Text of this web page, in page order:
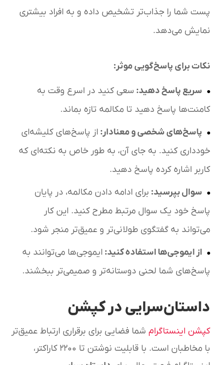
پست شما را جذاب‌تر تشخیص داده و به افراد بیشتری
نمایش می‌دهد.
نکات برای پاسخ‌گویی موثر:
سریع پاسخ دهید: سعی کنید در اسرع وقت به
کامنت‌ها پاسخ دهید تا مکالمه تازه بماند.
پاسخ‌های شخصی و معنادار: از پاسخ‌های کلیشه‌ای
خودداری کنید. به جای آن، به طور خاص به نکته‌ای که
کاربر اشاره کرده پاسخ دهید.
سوال بپرسید: برای ادامه دادن مکالمه، در پایان
پاسخ خود یک سوال مرتبط مطرح کنید. این کار
می‌تواند به گفتگوی طولانی‌تر و عمیق‌تر منجر شود.
از ایموجی‌ها استفاده کنید: ایموجی‌ها می‌توانند به
پاسخ‌های شما لحنی دوستانه‌تر و صمیمی‌تر ببخشند.
داستان‌سرایی در کپشن
کپشن اینستاگرام شما فضایی برای برقراری ارتباط عمیق‌تر
با مخاطبان است. با قابلیت نوشتن تا ۲۲۰۰ کاراکتر،